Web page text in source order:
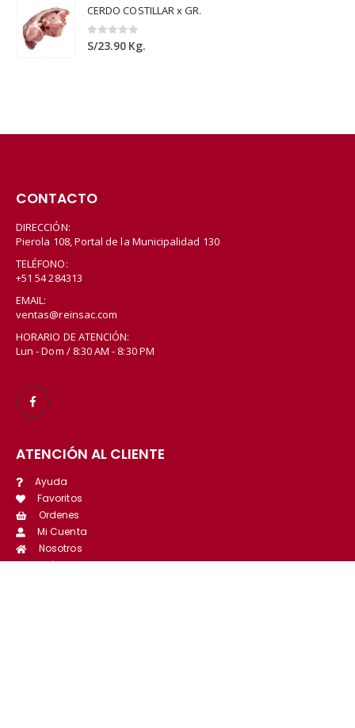
CERDO COSTILLAR x GR.
0out of 5
S/23.90 Kg.
CONTACTO
DIRECCIÓN:
Pierola 108, Portal de la Municipalidad 130
TELÉFONO:
+51 54 284313
EMAIL:
ventas@reinsac.com
HORARIO DE ATENCIÓN:
Lun - Dom / 8:30 AM - 8:30 PM
ATENCIÓN AL CLIENTE
Ayuda
Favoritos
Ordenes
Mi Cuenta
Nosotros
Política de Privacidad